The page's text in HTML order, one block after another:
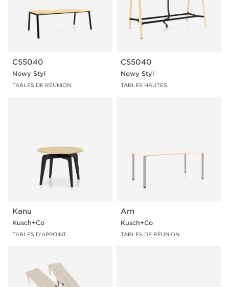
CS5040
Nowy Styl
TABLES DE RÉUNION
CS5040
Nowy Styl
TABLES HAUTES
Kanu
Kusch+Co
TABLES D'APPOINT
Arn
Kusch+Co
TABLES DE RÉUNION